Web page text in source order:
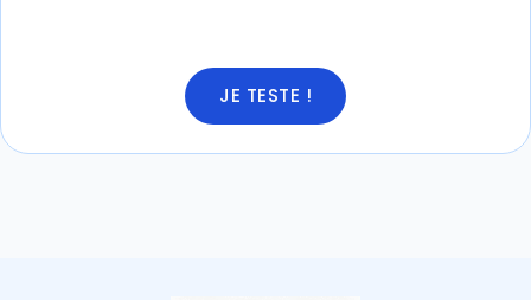
JE TESTE !